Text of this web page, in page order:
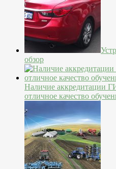
обзор
Наличие аккредитации
отличное качество